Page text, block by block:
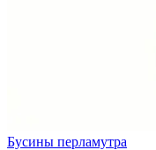
Бусины перламутра